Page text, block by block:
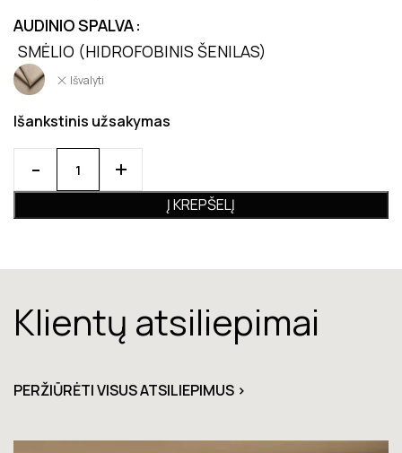
AUDINIO SPALVA
SMĖLIO (HIDROFOBINIS ŠENILAS)
Išvalyti
Išankstinis užsakymas
Į KREPŠELĮ
Klientų atsiliepimai
PERŽIŪRĖTI VISUS ATSILIEPIMUS >